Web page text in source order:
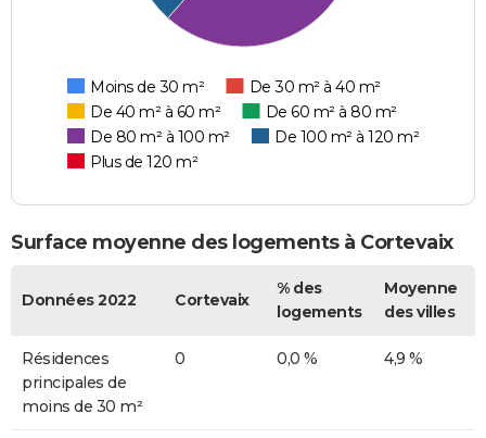
Moins de 30 m²
De 30 m² à 40 m²
De 40 m² à 60 m²
De 60 m² à 80 m²
De 80 m² à 100 m²
De 100 m² à 120 m²
Plus de 120 m²
Surface moyenne des logements à Cortevaix
Données 2022 Cortevaix
% des
logements
Moyenne
des villes
Résidences
principales de
moins de 30 m²
0 0,0 % 4,9 %